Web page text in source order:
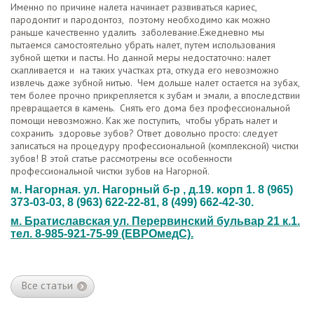
Именно по причине налета начинает развиваться кариес,
пародонтит и пародонтоз, поэтому необходимо как можно
раньше качественно удалить заболевание.Ежедневно мы
пытаемся самостоятельно убрать налет, путем использования
зубной щетки и пасты. Но данной меры недостаточно: налет
скапливается и на таких участках рта, откуда его невозможно
извлечь даже зубной нитью. Чем дольше налет остается на зубах,
тем более прочно прикрепляется к зубам и эмали, а впоследствии
превращается в камень. Снять его дома без профессиональной
помощи невозможно. Как же поступить, чтобы убрать налет и
сохранить здоровье зубов? Ответ довольно просто: следует
записаться на процедуру профессиональной (комплексной) чистки
зубов! В этой статье рассмотрены все особенности
профессиональной чистки зубов на Нагорной.
м. Нагорная. ул. Нагорный б-р , д.19. корп 1. 8 (965)
373-03-03, 8 (963) 622-22-81, 8 (499) 662-42-30.
м. Братиславская ул. Перервинский бульвар 21 к.1.
тел. 8-985-921-75-99 (ЕВРОмедС).
Все статьи